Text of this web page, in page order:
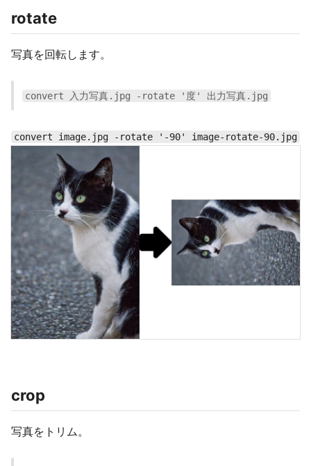
rotate
写真を回転します。
convert 入力写真.jpg -rotate '度' 出力写真.jpg
convert image.jpg -rotate '-90' image-rotate-90.jpg
crop
写真をトリム。